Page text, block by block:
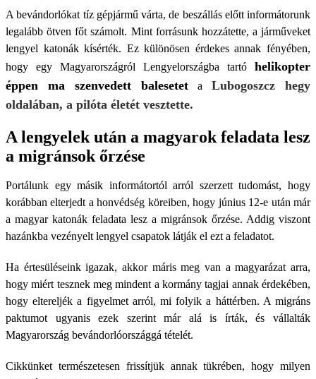
A bevándorlókat tíz gépjármű várta, de beszállás előtt informátorunk
legalább ötven főt számolt. Mint forrásunk hozzátette, a járműveket
lengyel katonák kísérték. Ez különösen érdekes annak fényében,
hogy egy Magyarországról Lengyelországba tartó helikopter
éppen ma szenvedett balesetet a Lubogoszcz hegy
oldalában, a pilóta életét vesztette.
A lengyelek után a magyarok feladata lesz
a migránsok őrzése
Portálunk egy másik informátortól arról szerzett tudomást, hogy
korábban elterjedt a honvédség köreiben, hogy június 12-e után már
a magyar katonák feladata lesz a migránsok őrzése. Addig viszont
hazánkba vezényelt lengyel csapatok látják el ezt a feladatot.
Ha értesüléseink igazak, akkor máris meg van a magyarázat arra,
hogy miért tesznek meg mindent a kormány tagjai annak érdekében,
hogy eltereljék a figyelmet arról, mi folyik a háttérben. A migráns
paktumot ugyanis ezek szerint már alá is írták, és vállalták
Magyarország bevándorlóországgá tételét.
Cikkünket természetesen frissítjük annak tükrében, hogy milyen